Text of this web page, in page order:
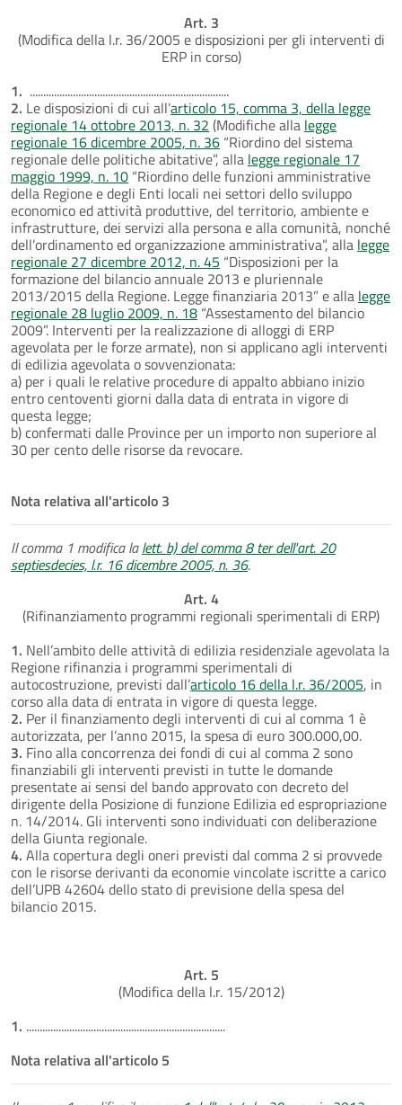
Art. 3
(Modifica della l.r. 36/2005 e disposizioni per gli interventi di
ERP in corso)
1. ..........................................................................
2. Le disposizioni di cui all’articolo 15, comma 3, della legge
regionale 14 ottobre 2013, n. 32 (Modifiche alla legge
regionale 16 dicembre 2005, n. 36 “Riordino del sistema
regionale delle politiche abitative”, alla legge regionale 17
maggio 1999, n. 10 “Riordino delle funzioni amministrative
della Regione e degli Enti locali nei settori dello sviluppo
economico ed attività produttive, del territorio, ambiente e
infrastrutture, dei servizi alla persona e alla comunità, nonché
dell’ordinamento ed organizzazione amministrativa”, alla legge
regionale 27 dicembre 2012, n. 45 “Disposizioni per la
formazione del bilancio annuale 2013 e pluriennale
2013/2015 della Regione. Legge finanziaria 2013” e alla legge
regionale 28 luglio 2009, n. 18 “Assestamento del bilancio
2009”. Interventi per la realizzazione di alloggi di ERP
agevolata per le forze armate), non si applicano agli interventi
di edilizia agevolata o sovvenzionata:
a) per i quali le relative procedure di appalto abbiano inizio
entro centoventi giorni dalla data di entrata in vigore di
questa legge;
b) confermati dalle Province per un importo non superiore al
30 per cento delle risorse da revocare.
Nota relativa all'articolo 3
Il comma 1 modifica lalett. b) del comma 8 ter dell'art. 20
septiesdecies, l.r. 16 dicembre 2005, n. 36.
Art. 4
(Rifinanziamento programmi regionali sperimentali di ERP)
1. Nell’ambito delle attività di edilizia residenziale agevolata la
Regione rifinanzia i programmi sperimentali di
autocostruzione, previsti dall’articolo 16 della l.r. 36/2005, in
corso alla data di entrata in vigore di questa legge.
2. Per il finanziamento degli interventi di cui al comma 1 è
autorizzata, per l’anno 2015, la spesa di euro 300.000,00.
3. Fino alla concorrenza dei fondi di cui al comma 2 sono
finanziabili gli interventi previsti in tutte le domande
presentate ai sensi del bando approvato con decreto del
dirigente della Posizione di funzione Edilizia ed espropriazione
n. 14/2014. Gli interventi sono individuati con deliberazione
della Giunta regionale.
4. Alla copertura degli oneri previsti dal comma 2 si provvede
con le risorse derivanti da economie vincolate iscritte a carico
dell’UPB 42604 dello stato di previsione della spesa del
bilancio 2015.
Art. 5
(Modifica della l.r. 15/2012)
1. ..........................................................................
Nota relativa all'articolo 5